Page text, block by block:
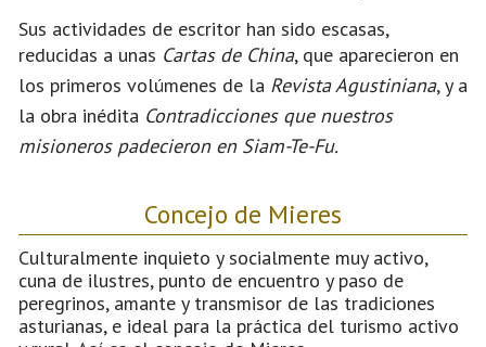
Sus actividades de escritor han sido escasas,
reducidas a unas Cartas de China, que aparecieron en
los primeros volúmenes de la Revista Agustiniana, y a
la obra inédita Contradicciones que nuestros
misioneros padecieron en Siam-Te-Fu.
Concejo de Mieres
Culturalmente inquieto y socialmente muy activo,
cuna de ilustres, punto de encuentro y paso de
peregrinos, amante y transmisor de las tradiciones
asturianas, e ideal para la práctica del turismo activo